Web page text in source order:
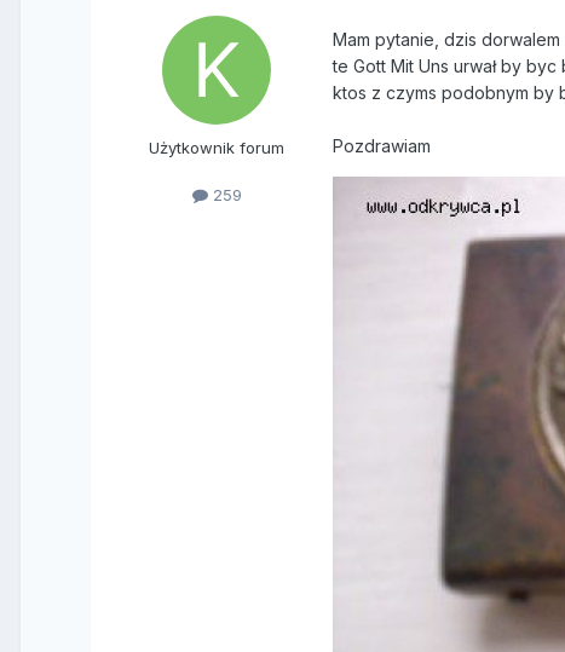
Użytkownik forum
259
Mam pytanie, dzis
te Gott Mit Uns urwał by
ktos z czyms podobnym by
Pozdrawiam